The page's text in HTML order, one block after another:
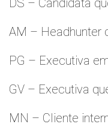
DS – Candidata
AM – Headhunter
PG – Executiva
GV – Executiva
MN – Cliente